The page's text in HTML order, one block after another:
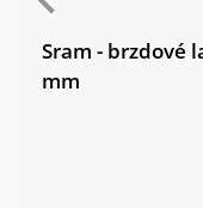
Sram - brzdové
mm